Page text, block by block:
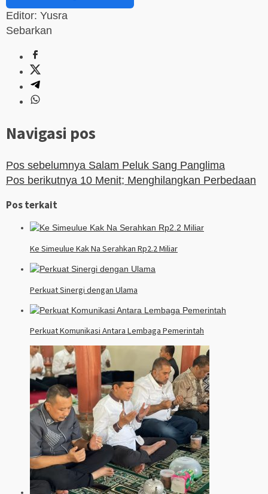
Editor: Yusra
Sebarkan
Navigasi pos
Pos sebelumnya Salam Peluk Sang Panglima
Pos berikutnya 10 Menit; Menghilangkan Perbedaan
Pos terkait
Ke Simeulue Kak Na Serahkan Rp2.2 Miliar
Perkuat Sinergi dengan Ulama
Perkuat Komunikasi Antara Lembaga Pemerintah